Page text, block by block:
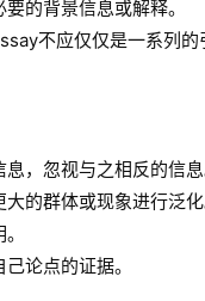
的背景信息或解释。
不应仅仅是一系列
，忽视与之相反的信息
的群体或现象进行泛化
论点的证据。